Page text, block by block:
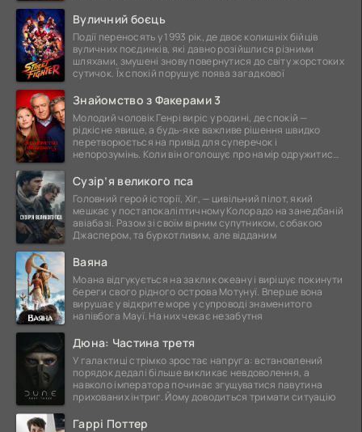
Вуличний боєць
Події переносять у 1993 рік, де двоє колишніх бійців
вуличних поєдинків, які давно розійшлися різними
шляхами, змушені знову повернутися до світу жорстоких
сутичок. Їх спокій порушує поява загадкової
Знайомство з Факерами 3
Молодий чоловік Генрі виріс у родині, де спокій —
рідкісне явище, а будь-яке важливе рішення швидко
перетворюється на привід для суперечок і
непорозумінь. Коли він оголошує про намір одружитися,
Сузір’я великого пса
Головний герой історії, Хіг, — цивільний пілот, який
мешкає у постапокаліптичному Колорадо на занедбаній
авіабазі. Разом зі своїм вірним супутником, собакою
Джаспером, та буркотливим, але відданим
Ваяна
Моана відгукується на заклик океану і вирішує покинути
береги свого рідного острова Мотунуї. Вперше вона
вирушає у відкрите море у супроводі знаменитого
напівбога Мауї. На них чекає незабутня
Дюна: Частина третя
У галактиці стрімко зростає напруга: встановлений
порядок дедалі більше викликає невдоволення, а
навколо імператора починає згущуватися павутина
прихованих інтриг. Йому доводиться тримати ситуацію
Гаррі Поттер